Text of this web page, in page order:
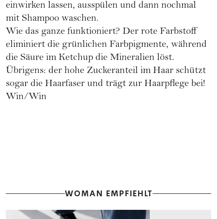
einwirken lassen, ausspülen und dann nochmal
mit Shampoo waschen.
Wie das ganze funktioniert? Der rote Farbstoff
eliminiert die grünlichen Farbpigmente, während
die Säure im Ketchup die Mineralien löst.
Übrigens: der hohe Zuckeranteil im Haar schützt
sogar die Haarfaser und trägt zur Haarpflege bei!
Win/Win
WOMAN EMPFIEHLT